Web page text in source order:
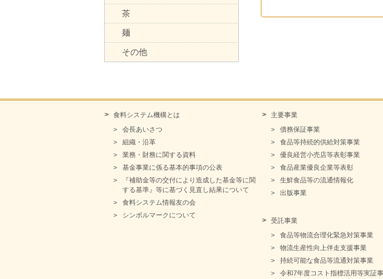
茶
麺
その他
食料システム機構とは
会長あいさつ
組織・沿革
業務・財務に関する資料
基金事業に係る基本的事項の公表
『補助金等の交付により造成した基金等に関
する基準』等に基づく見直し結果について
食料システム情報友の会
シンボルマークについて
主要事業
債務保証事業
食品等持続的供給対策事業
優良経営小売店等表彰事業
食品産業優良企業等表彰
生鮮食品等の流通情報化
出版事業
受託事業
食品等物流合理化緊急対策事業
物流生産性向上伴走支援事業
持続可能な食品等流通対策事業
令和7年度コスト指標活用等実証